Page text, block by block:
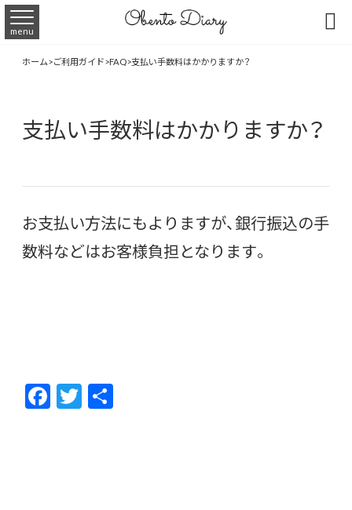
menu 
ホーム>ご利用ガイド>FAQ>支払い手数料はかかりますか？
支払い手数料はかかりますか？
お支払い方法にもよりますが、銀行振込の手
数料などはお客様負担となります。
F
ac
T
w